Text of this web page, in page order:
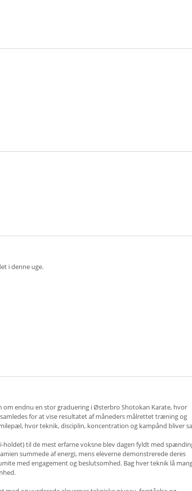
i denne uge.
om endnu en stor graduering i Østerbro Shotokan Karate, hvor
for at vise resultatet af måneders målrettet træning og
hvor teknik, disciplin, koncentration og kampånd bliver
holdet) til de mest erfarne voksne blev dagen fyldt med
summede af energi, mens eleverne demonstrerede deres
med engagement og beslutsomhed. Bag hver teknik lå